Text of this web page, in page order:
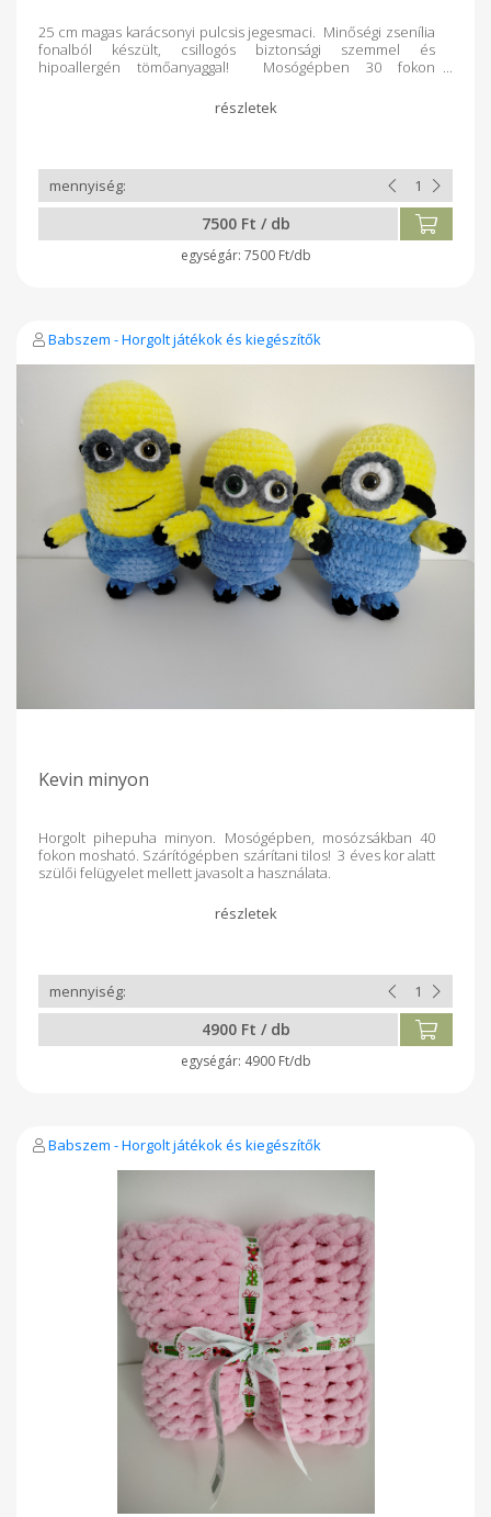
25 cm magas karácsonyi pulcsis jegesmaci. Minőségi zsenília
fonalból készült, csillogós biztonsági szemmel és
hipoallergén tömőanyaggal! Mosógépben 30 fokon
szárítani tilos! Használata 3 év alatti gyermekek számára
szülői felügyelet mellett ajánlott!
7500 Ft / db
7500 Ft/db
Babszem - Horgolt játékok és kiegészítők
Kevin minyon
Horgolt pihepuha minyon. Mosógépben, mosózsákban 40
fokon mosható. Szárítógépben szárítani tilos! 3 éves kor alatt
szülői felügyelet mellett javasolt a használata.
4900 Ft / db
4900 Ft/db
Babszem - Horgolt játékok és kiegészítők